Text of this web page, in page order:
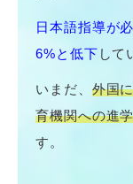
日本語指導が
6%と低下 して
いまだ、 外国
育機関への進
す。